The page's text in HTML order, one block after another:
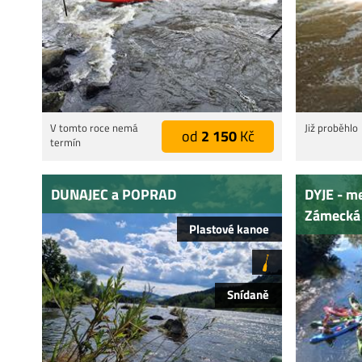
V tomto roce nemá
termín
od 2 150Kč Již proběhlo
DUNAJEC a POPRAD
Plastové kanoe
Snídaně
DYJE -